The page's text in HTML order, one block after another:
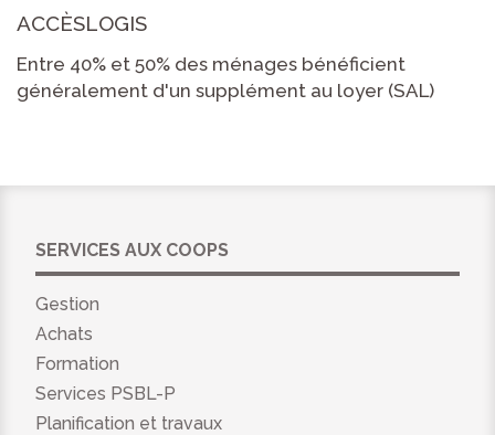
ACCÈSLOGIS
Entre 40% et 50% des ménages bénéficient
généralement d'un supplément au loyer (SAL)
SERVICES AUX COOPS
Gestion
Achats
Formation
Services PSBL-P
Planification et travaux